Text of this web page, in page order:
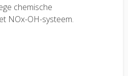
chemische
NOx-OH-systeem.